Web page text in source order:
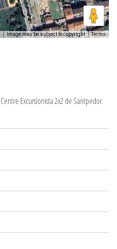
Image may be subject to copyright Terms
Excursionista 2x2 de Santpedor.